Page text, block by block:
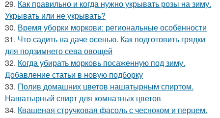
29. Как правильно и когда нужно укрывать розы на зиму.
Укрывать или не укрывать?
30. Время уборки моркови: региональные особенности
31. Что садить на даче осенью. Как подготовить грядки
для подзимнего сева овощей
32. Когда убирать морковь посаженную под зиму.
Добавление статьи в новую подборку
33. Полив домашних цветов нашатырным спиртом.
Нашатырный спирт для комнатных цветов
34. Квашеная стручковая фасоль с чесноком и перцем.